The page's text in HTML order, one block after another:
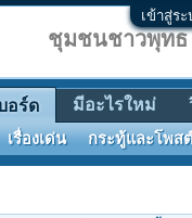
เข้าสู่ร
ชุมชนชาวพุทธ
อร์ด
เรื่องเด่น กระทู้และโพส
มีอะไรใหม่